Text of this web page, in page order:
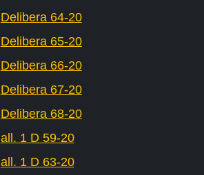
Delibera 64-20
Delibera 65-20
Delibera 66-20
Delibera 67-20
Delibera 68-20
all. 1 D 59-20
all. 1 D 63-20